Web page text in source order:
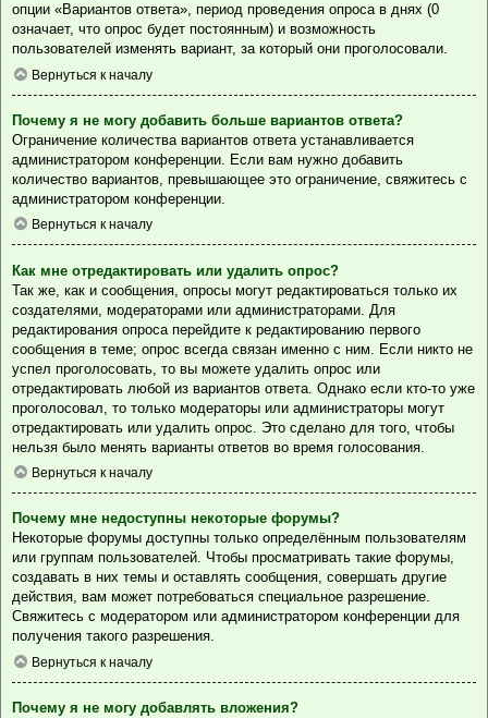
опции «Вариантов ответа», период проведения опроса в днях (0
означает, что опрос будет постоянным) и возможность
пользователей изменять вариант, за который они проголосовали.
Вернуться к началу
Почему я не могу добавить больше вариантов ответа?
Ограничение количества вариантов ответа устанавливается
администратором конференции. Если вам нужно добавить
количество вариантов, превышающее это ограничение, свяжитесь с
администратором конференции.
Вернуться к началу
Как мне отредактировать или удалить опрос?
Так же, как и сообщения, опросы могут редактироваться только их
создателями, модераторами или администраторами. Для
редактирования опроса перейдите к редактированию первого
сообщения в теме; опрос всегда связан именно с ним. Если никто не
успел проголосовать, то вы можете удалить опрос или
отредактировать любой из вариантов ответа. Однако если кто-то уже
проголосовал, то только модераторы или администраторы могут
отредактировать или удалить опрос. Это сделано для того, чтобы
нельзя было менять варианты ответов во время голосования.
Вернуться к началу
Почему мне недоступны некоторые форумы?
Некоторые форумы доступны только определённым пользователям
или группам пользователей. Чтобы просматривать такие форумы,
создавать в них темы и оставлять сообщения, совершать другие
действия, вам может потребоваться специальное разрешение.
Свяжитесь с модератором или администратором конференции для
получения такого разрешения.
Вернуться к началу
Почему я не могу добавлять вложения?